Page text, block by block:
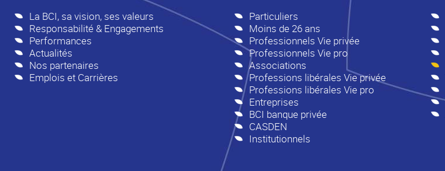
La BCI, sa vision, ses valeurs
Responsabilité & Engagements
Performances
Actualités
Nos partenaires
Emplois et Carrières
Particuliers
Moins de 26 ans
Professionnels Vie privée
Professionnels Vie pro
Associations
Professions libérales Vie privée
Professions libérales Vie pro
Entreprises
BCI banque privée
CASDEN
Institutionnels